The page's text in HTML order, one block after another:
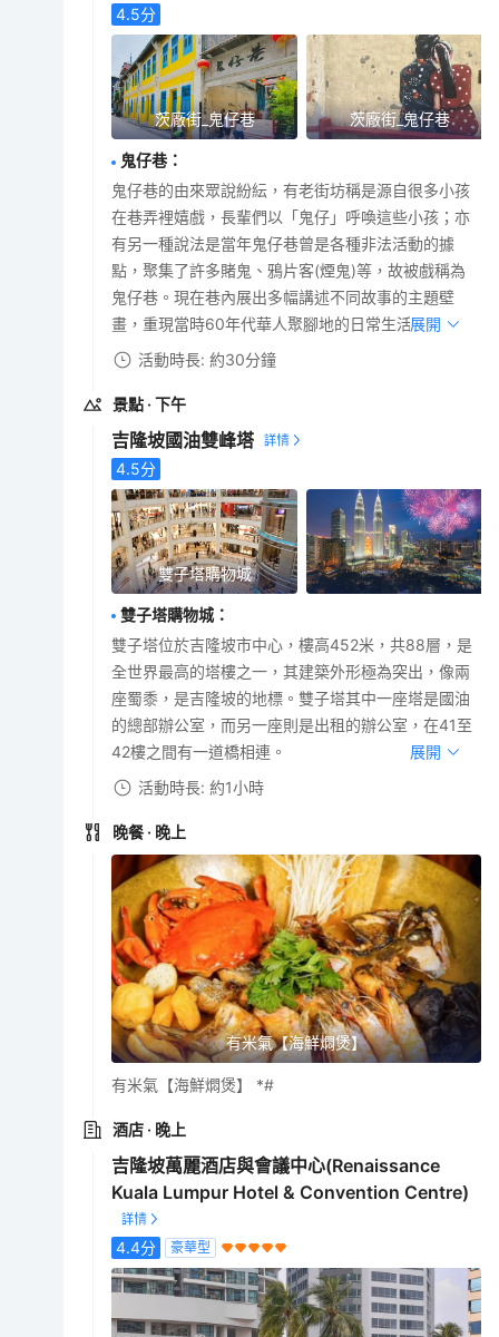
4.5分
茨廠街_鬼仔巷 茨廠街_鬼仔巷
鬼仔巷 ：
鬼仔巷的由來眾說紛紜，有老街坊稱是源自很多小孩
在巷弄裡嬉戲，長輩們以「鬼仔」呼喚這些小孩；亦
有另一種說法是當年鬼仔巷曾是各種非法活動的據
點，聚集了許多賭鬼、鴉片客(煙鬼)等，故被戲稱為
鬼仔巷。現在巷內展出多幅講述不同故事的主題壁
畫，重現當時60年代華人聚腳地的日常生活景象!
展開
活動時長: 約30分鐘
景點 · 下午
吉隆坡國油雙峰塔
4.5分
雙子塔購物城
雙子塔購物城：
雙子塔位於吉隆坡市中心，樓高452米，共88層，是
全世界最高的塔樓之一，其建築外形極為突出，像兩
座蜀黍，是吉隆坡的地標。雙子塔其中一座塔是國油
的總部辦公室，而另一座則是出租的辦公室，在41至
42樓之間有一道橋相連。
展開
活動時長: 約1小時
晚餐 · 晚上
有米氣【海鮮燜煲】
有米氣【海鮮燜煲】 *#
酒店 · 晚上
吉隆坡萬麗酒店與會議中心(Renaissance
Kuala Lumpur Hotel & Convention Centre)
4.4分 豪華型